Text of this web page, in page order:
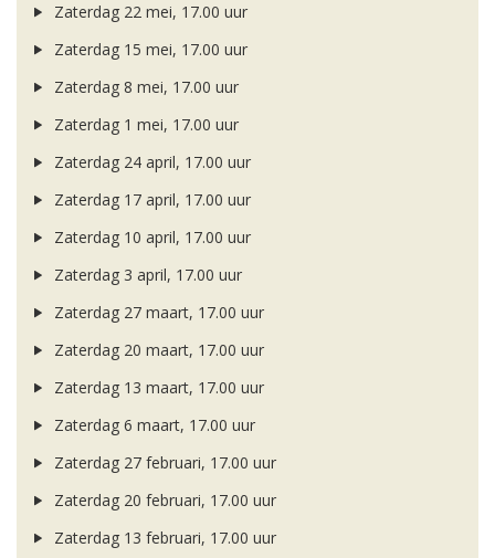
Zaterdag 22 mei, 17.00 uur
Zaterdag 15 mei, 17.00 uur
Zaterdag 8 mei, 17.00 uur
Zaterdag 1 mei, 17.00 uur
Zaterdag 24 april, 17.00 uur
Zaterdag 17 april, 17.00 uur
Zaterdag 10 april, 17.00 uur
Zaterdag 3 april, 17.00 uur
Zaterdag 27 maart, 17.00 uur
Zaterdag 20 maart, 17.00 uur
Zaterdag 13 maart, 17.00 uur
Zaterdag 6 maart, 17.00 uur
Zaterdag 27 februari, 17.00 uur
Zaterdag 20 februari, 17.00 uur
Zaterdag 13 februari, 17.00 uur